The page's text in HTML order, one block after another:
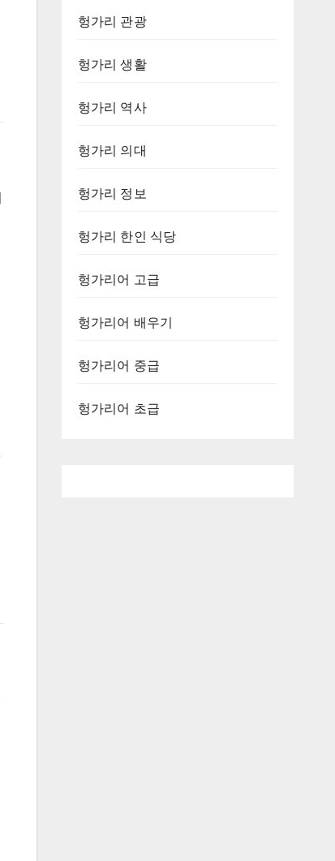
헝가리 관광
헝가리 생활
헝가리 역사
헝가리 의대
헝가리 정보
헝가리 한인 식당
헝가리어 고급
헝가리어 배우기
헝가리어 중급
헝가리어 초급